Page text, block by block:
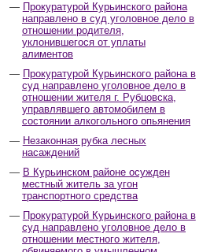
Прокуратурой Курьинского района
направлено в суд уголовное дело в
отношении родителя,
уклонившегося от уплаты
алиментов
Прокуратурой Курьинского района в
суд направлено уголовное дело в
отношении жителя г. Рубцовска,
управлявшего автомобилем в
состоянии алкогольного опьянения
Незаконная рубка лесных
насаждений
В Курьинском районе осужден
местный житель за угон
транспортного средства
Прокуратурой Курьинского района в
суд направлено уголовное дело в
отношении местного жителя,